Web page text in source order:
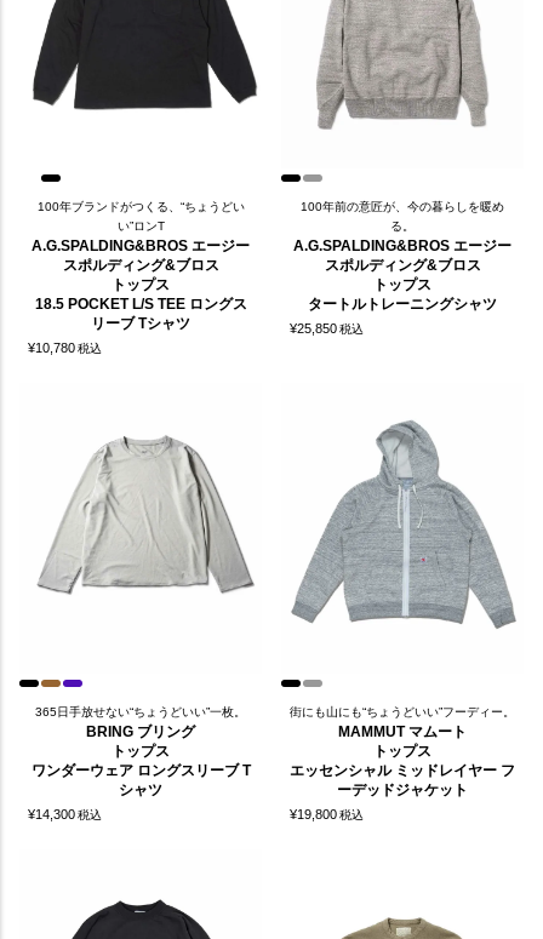
100年ブランドがつくる、“ちょうどい
い”ロンT
A.G.SPALDING&BROS エージー
スポルディング&ブロス
トップス
18.5 POCKET L/S TEE ロングス
リーブ Tシャツ
¥10,780税込
100年前の意匠が、今の暮らしを暖め
る。
A.G.SPALDING&BROS エージー
スポルディング&ブロス
トップス
タートルトレーニングシャツ
¥25,850税込
365日手放せない“ちょうどいい”一枚。
BRING ブリング
トップス
ワンダーウェア ロングスリーブ T
シャツ
¥14,300税込
街にも山にも“ちょうどいい”フーディー。
MAMMUT マムート
トップス
エッセンシャル ミッドレイヤー フ
ーデッドジャケット
¥19,800税込